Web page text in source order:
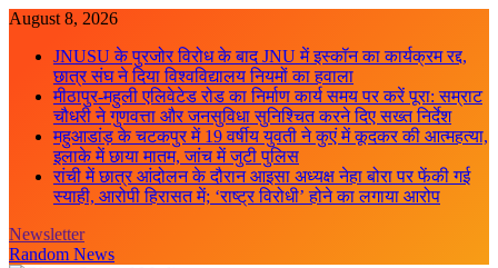
Skip
content
August 8, 2026
JNUSU के पुरजोर विरोध के बाद JNU में इस्कॉन का कार्यक्रम रद्द,
छात्र संघ ने दिया विश्वविद्यालय नियमों का हवाला
मीठापुर-महुली एलिवेटेड रोड का निर्माण कार्य समय पर करें पूरा: सम्राट
चौधरी ने गुणवत्ता और जनसुविधा सुनिश्चित करने दिए सख्त निर्देश
महुआडांड़ के चटकपुर में 19 वर्षीय युवती ने कुएं में कूदकर की आत्महत्या,
इलाके में छाया मातम, जांच में जुटी पुलिस
रांची में छात्र आंदोलन के दौरान आइसा अध्यक्ष नेहा बोरा पर फेंकी गई
स्याही, आरोपी हिरासत में; ‘राष्ट्र विरोधी’ होने का लगाया आरोप
Newsletter
Random News